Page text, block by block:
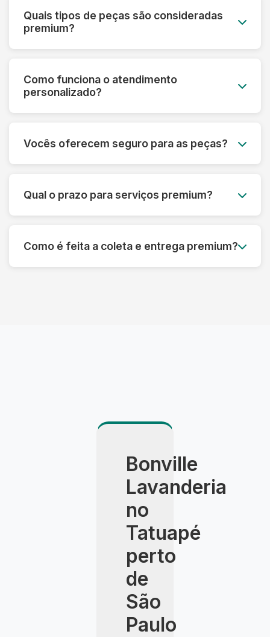
Quais tipos de peças são consideradas
premium?
vintage, uniformes especiais e qualquer peça de
alto valor monetário ou sentimental.
Como funciona o atendimento
personalizado?
desde a avaliação inicial até a entrega,
oferecendo orientações personalizadas.
Vocês oferecem seguro para as peças?
danos ou perdas, com cobertura de até R$
50.000 por peça.
Qual o prazo para serviços premium?
oferecemos serviço express com prazo
reduzido mediante consulta.
Como é feita a coleta e entrega premium?
Bonville
Lavanderia
no
Tatuapé
perto
de
São
Paulo